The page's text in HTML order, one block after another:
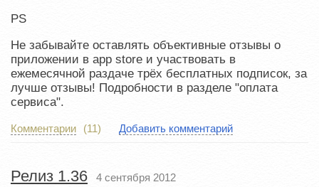
PS
Не забывайте оставлять объективные отзывы о
приложении в app store и участвовать в
ежемесячной раздаче трёх бесплатных подписок, за
лучше отзывы! Подробности в разделе "оплата
сервиса".
Комментарии (11) Добавить комментарий
Релиз 1.36 4 сентября 2012